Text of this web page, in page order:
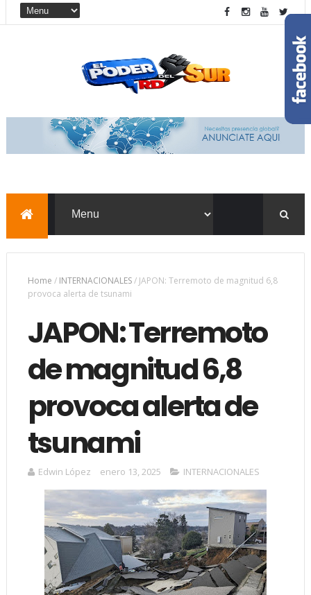
Home / INTERNACIONALES/ JAPON: Terremoto de magnitud 6,8
provoca alerta de tsunami
JAPON: Terremoto
de magnitud 6,8
provoca alerta de
tsunami
Edwin López enero 13, 2025 INTERNACIONALES